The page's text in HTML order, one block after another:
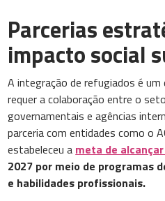
Parcerias
impacto social
A integração de refugiados é
requer a colaboração entre o
governamentais e agências
parceria com entidades como o
estabeleceu a meta de
2027 por meio de programas
e habilidades profissionais.